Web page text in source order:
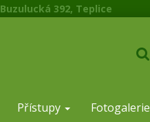
Buzulucká 392, Teplice
Přístupy Fotogalerie